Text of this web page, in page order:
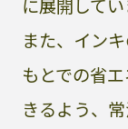
に展開してい
また、イン
もとでの省
きるよう、